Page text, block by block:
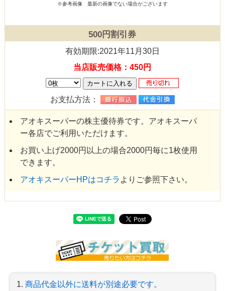
※参考画像 最新の画像でない場合がございます
500円割引券
有効期限:2021年11月30日
当店販売価格：450円
お支払方法：
アオキスーパーの株主優待券です。アオキスーパ
ー各店でご利用いただけます。
お買い上げ2000円以上の場合2000円毎に1枚使用
できます。
アオキスーパーHPはコチラ よりご参照下さい。
商品代金以外に送料が別途必要です。